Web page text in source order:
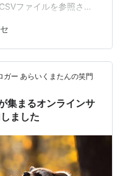
ファイルを参照させ
「移動」をさせて、つ
式のようなのです。こ
、癖があるなと感じて
たとえば別の場所へパ
して、そこに既に新し
ガー あらいくまたんの笑門
集まるオンラインサ
ました